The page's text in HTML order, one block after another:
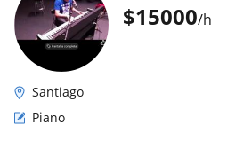
$15000/h
Santiago
Piano